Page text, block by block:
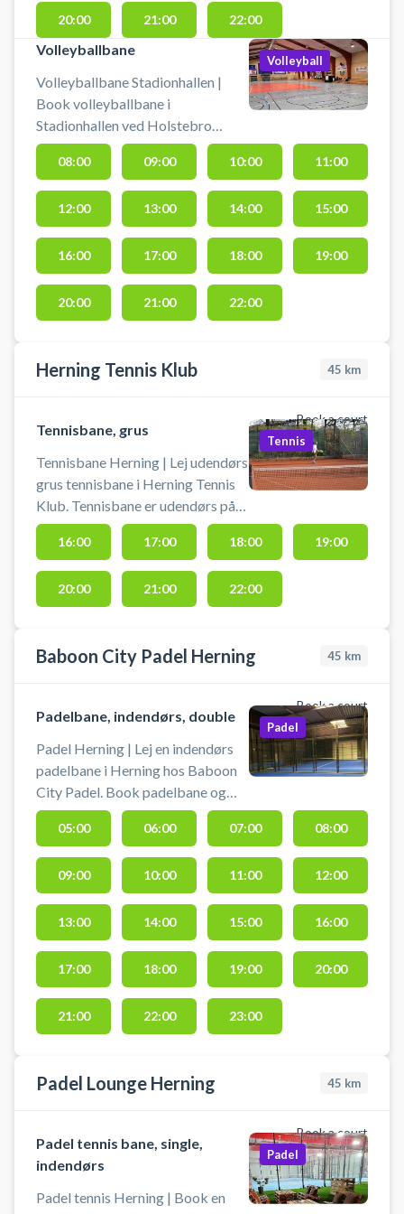
20:00 21:00 22:00
Volleyballbane
Volleyballbane Stadionhallen |
Book volleyballbane i
Stadionhallen ved Holstebro
Idrætspark. Book en bane i
Stadionhallen og spil volleyball i
Holstebro. Foruden
volleyballbanen som er klar til
på booking en række andre
aktiviteter bl.a indendørs fodbold,
badminton-, basket- og
pickleballbaner i samme lokaler.
Volleyball
08:00 09:00 10:00 11:00
12:00 13:00 14:00 15:00
16:00 17:00 18:00 19:00
20:00 21:00 22:00
Herning Tennis Klub 45 km
Book a court
Tennisbane, grus
Tennisbane Herning | Lej udendørs
grus tennisbane i Herning Tennis
Klub. Tennisbane er udendørs på
grus belægning. Book en
tennisbane og spil tennis i Herning
på en af banerne beliggende ved
byens tennisklub.
Tennis
16:00 17:00 18:00 19:00
20:00 21:00 22:00
Baboon City Padel Herning 45 km
Book a court
Padelbane, indendørs, double
Padel Herning | Lej en indendørs
padelbane i Herning hos Baboon
City Padel. Book padelbane og
spil padel i Herning på en double
padelbane indendørs hos Baboo
City Padel Herning. Baboon City
Padel i Herning har to
gratis bat og bolde med i bane
lejen af padelbanen. Padel banerne
hos Baboon City Padel Herning
findes i padelhallen på Dueoddevej
5, hvor der også er skilte til hallen.
Padel
05:00 06:00 07:00 08:00
09:00 10:00 11:00 12:00
13:00 14:00 15:00 16:00
17:00 18:00 19:00 20:00
21:00 22:00 23:00
Padel Lounge Herning 45 km
Book a court
Padel tennis bane, single,
indendørs
Padel tennis Herning | Book en
Padel